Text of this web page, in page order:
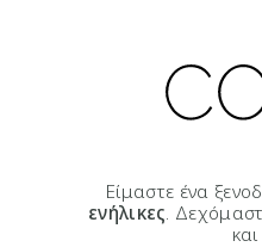
Είμαστε ένα
ενήλικες .